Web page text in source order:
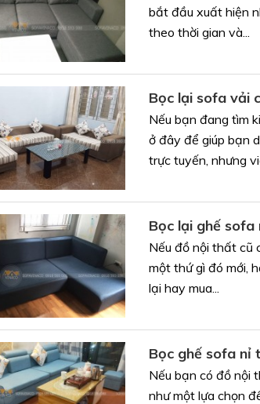
bắt đầu xuất hiện
theo thời gian và...
Bọc lại sofa vải
Nếu bạn đang tìm
ở đây để giúp bạn
trực tuyến, nhưng
Bọc lại ghế
Nếu đồ nội thất cũ
một thứ gì đó mới,
lại hay mua...
Bọc ghế sofa nỉ
Nếu bạn có đồ nội
như một lựa chọn